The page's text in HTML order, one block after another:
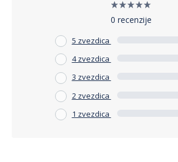
0 recenzije
5 zvezdica
4 zvezdica
3 zvezdica
2 zvezdica
1 zvezdica